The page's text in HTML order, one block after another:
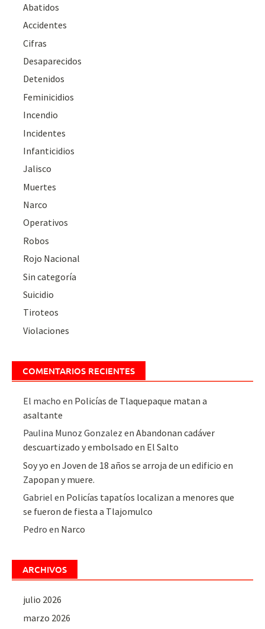
Abatidos
Accidentes
Cifras
Desaparecidos
Detenidos
Feminicidios
Incendio
Incidentes
Infanticidios
Jalisco
Muertes
Narco
Operativos
Robos
Rojo Nacional
Sin categoría
Suicidio
Tiroteos
Violaciones
COMENTARIOS RECIENTES
El macho en Policías de Tlaquepaque matan a
asaltante
Paulina Munoz Gonzalez enAbandonan cadáver
descuartizado y embolsado en El Salto
Soy yo enJoven de 18 años se arroja de un edificio en
Zapopan y muere.
Gabriel en Policías tapatíos localizan a menores que
se fueron de fiesta a Tlajomulco
Pedro en Narco
ARCHIVOS
julio 2026
marzo 2026